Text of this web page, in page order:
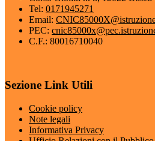
Tel: 0171945271
Email:
PEC:
C.F.: 80016710040
Sezione Link Utili
Cookie policy
Note legali
Informativa Privacy